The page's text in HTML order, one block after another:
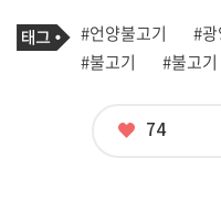
기
사
관
련
태
그
#언양불고기 #
#불고기
#불고기
좋
74